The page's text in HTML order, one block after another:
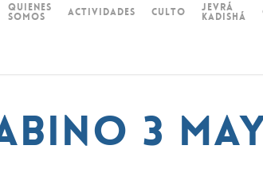
Quienes
Somos Actividades Culto Jevrá
Kadishá
3